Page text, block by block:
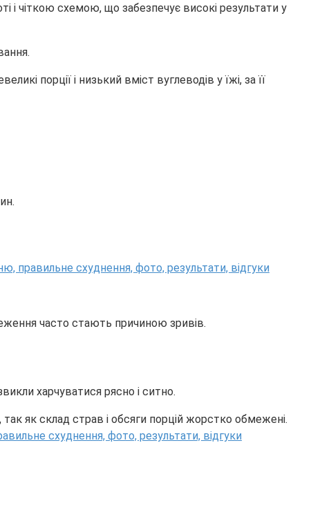
і чіткою схемою, що забезпечує високі результати у
порції і низький вміст вуглеводів у їжі, за її
часто стають причиною зривів.
харчуватися рясно і ситно.
як склад страв і обсяги порцій жорстко обмежені.